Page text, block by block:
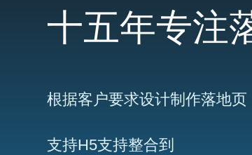
十五年专注
根据客户要求设计制作落地
支持H5支持整合到